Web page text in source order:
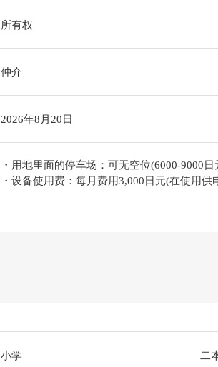
所有权
仲介
2026年8月20日
・用地里面的停车场：可无空位(6000-9000
・设备使用费：每月费用3,000日元(在使用
小学 二